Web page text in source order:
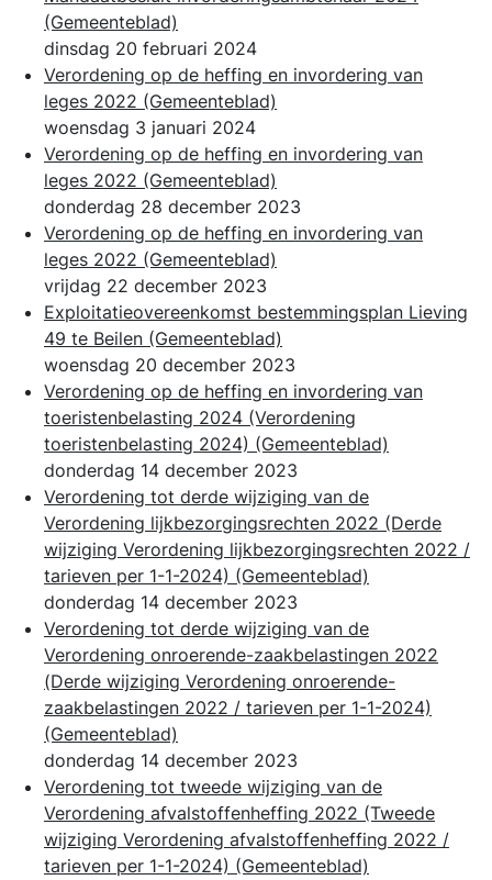
(Gemeenteblad)
dinsdag 20 februari 2024
Verordening op de heffing en invordering van
leges 2022 (Gemeenteblad)
woensdag 3 januari 2024
Verordening op de heffing en invordering van
leges 2022 (Gemeenteblad)
donderdag 28 december 2023
Verordening op de heffing en invordering van
leges 2022 (Gemeenteblad)
vrijdag 22 december 2023
Exploitatieovereenkomst bestemmingsplan Lieving
49 te Beilen (Gemeenteblad)
woensdag 20 december 2023
Verordening op de heffing en invordering van
toeristenbelasting 2024 (Verordening
toeristenbelasting 2024) (Gemeenteblad)
donderdag 14 december 2023
Verordening tot derde wijziging van de
Verordening lijkbezorgingsrechten 2022 (Derde
wijziging Verordening lijkbezorgingsrechten 2022 /
tarieven per 1-1-2024) (Gemeenteblad)
donderdag 14 december 2023
Verordening tot derde wijziging van de
Verordening onroerende-zaakbelastingen 2022
(Derde wijziging Verordening onroerende-
zaakbelastingen 2022 / tarieven per 1-1-2024)
(Gemeenteblad)
donderdag 14 december 2023
Verordening tot tweede wijziging van de
Verordening afvalstoffenheffing 2022 (Tweede
wijziging Verordening afvalstoffenheffing 2022 /
tarieven per 1-1-2024) (Gemeenteblad)